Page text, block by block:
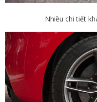
Nhiều chi tiết